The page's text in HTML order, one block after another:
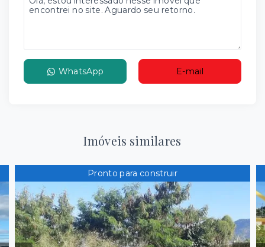
WhatsApp E-mail
Imóveis similares
Pronto para construir